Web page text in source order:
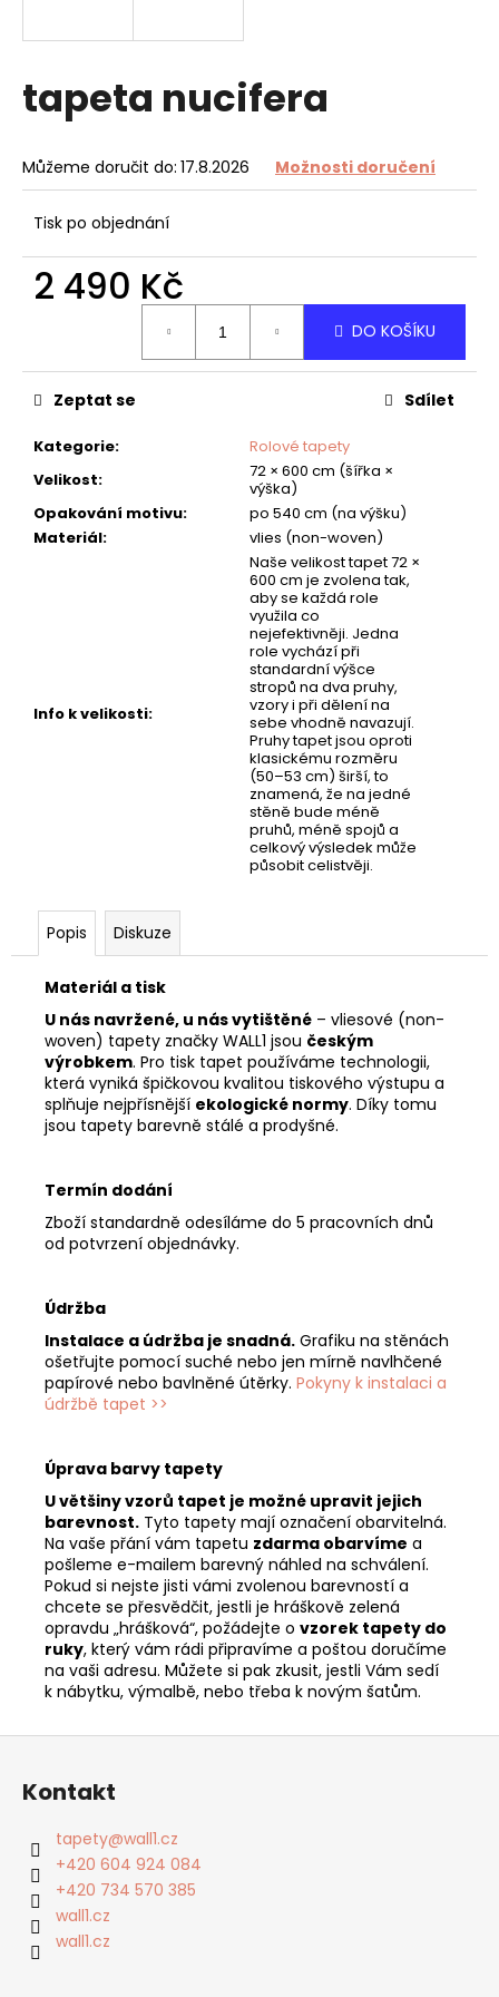
tapeta nucifera
Můžeme doručit do: 17.8.2026 Možnosti doručení
Tisk po objednání
2 490 Kč
DO KOŠÍKU
Kategorie:
Rolové tapety
Velikost:
72 × 600 cm (šířka ×
výška)
Opakování motivu:
po 540 cm (na výšku)
Materiál: vlies (non-woven)
Info k velikosti:
Naše velikost tapet 72 ×
600 cm je zvolena tak,
aby se každá role
využila co
nejefektivněji. Jedna
role vychází při
standardní výšce
stropů na dva pruhy,
vzory i při dělení na
sebe vhodně navazují.
Pruhy tapet jsou oproti
klasickému rozměru
(50–53 cm) širší, to
znamená, že na jedné
stěně bude méně
pruhů, méně spojů a
celkový výsledek může
působit celistvěji.
Zeptat se Sdílet
Popis Diskuze
Materiál a tisk
U nás navržené, u nás vytištěné – vliesové (non-
woven) tapety značky WALL1 jsou českým
výrobkem. Pro tisk tapet používáme technologii,
která vyniká špičkovou kvalitou tiskového výstupu a
splňuje nejpřísnější ekologické normy. Díky tomu
jsou tapety barevně stálé a prodyšné.
Termín dodání
Zboží standardně odesíláme do 5 pracovních dnů
od potvrzení objednávky.
Údržba
Instalace a údržba je snadná. Grafiku na stěnách
ošetřujte pomocí suché nebo jen mírně navlhčené
papírové nebo bavlněné útěrky. Pokyny k instalaci a
údržbě tapet >>
Úprava barvy tapety
U většiny vzorů tapet je možné upravit jejich
barevnost. Tyto tapety mají označení obarvitelná.
Na vaše přání vám tapetu zdarma obarvíme a
pošleme e-mailem barevný náhled na schválení.
Pokud si nejste jisti vámi zvolenou barevností a
chcete se přesvědčit, jestli je hráškově zelená
opravdu „hrášková“, požádejte o vzorek tapety do
ruky, který vám rádi připravíme a poštou doručíme
na vaši adresu. Můžete si pak zkusit, jestli Vám sedí
k nábytku, výmalbě, nebo třeba k novým šatům.
í
t
HLEDAT
o
p
u
č
u
AIFEL
Z
Kontakt
tapety@wall1.cz
+420 604 924 084
+420 734 570 385
wall1.cz
wall1.cz